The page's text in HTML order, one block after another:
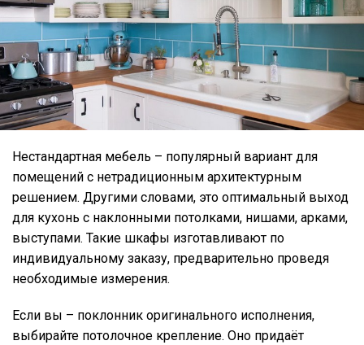
Нестандартная мебель – популярный вариант для
помещений с нетрадиционным архитектурным
решением. Другими словами, это оптимальный выход
для кухонь с наклонными потолками, нишами, арками,
выступами. Такие шкафы изготавливают по
индивидуальному заказу, предварительно проведя
необходимые измерения.
Если вы – поклонник оригинального исполнения,
выбирайте потолочное крепление. Оно придаёт